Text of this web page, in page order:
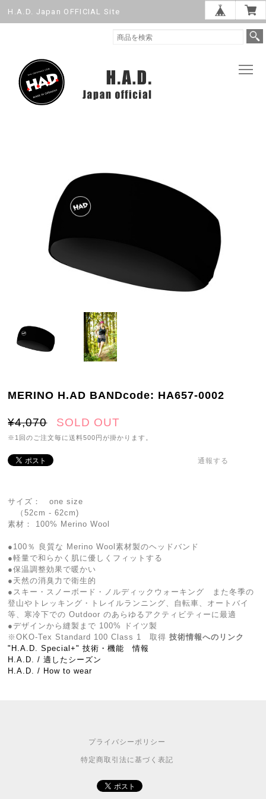
H.A.D. Japan OFFICIAL Site
MERINO H.AD BANDcode: HA657-0002
¥4,070 SOLD OUT
※1回のご注文毎に送料500円が掛かります。
通報する
サイズ： one size
（52cm - 62cm)
素材： 100% Merino Wool
●100％ 良質な Merino Wool素材製のヘッドバンド
●軽量で和らかく肌に優しくフィットする
●保温調整効果で暖かい
●天然の消臭力で衛生的
●スキー・スノーボード・ノルディックウォーキング また冬季の
登山やトレッキング・トレイルランニング、自転車、オートバイ
等、寒冷下での Outdoor のあらゆるアクティビティーに最適
●デザインから縫製まで 100% ドイツ製
※OKO-Tex Standard 100 Class 1 取得技術情報へのリンク
"H.A.D. Special+" 技術・機能 情報
H.A.D. / 適したシーズン
H.A.D. / How to wear
プライバシーポリシー
特定商取引法に基づく表記